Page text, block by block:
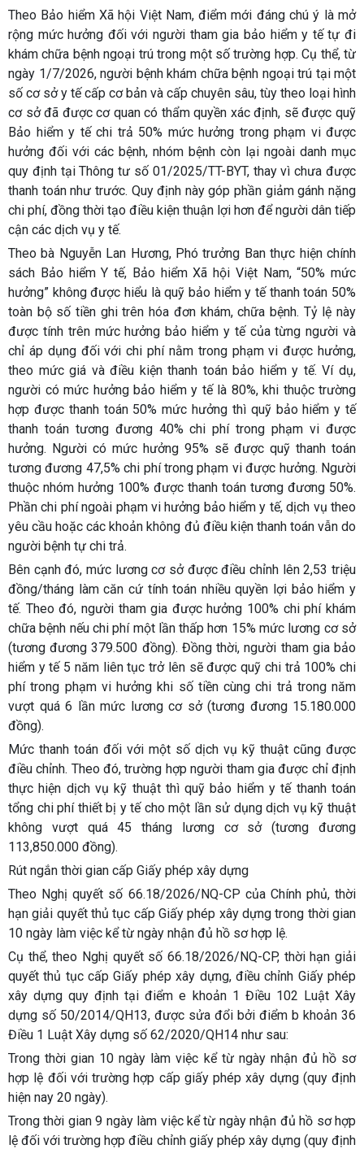
Theo Bảo hiểm Xã hội Việt Nam, điểm mới đáng chú ý là mở
rộng mức hưởng đối với người tham gia bảo hiểm y tế tự đi
khám chữa bệnh ngoại trú trong một số trường hợp. Cụ thể, từ
ngày 1/7/2026, người bệnh khám chữa bệnh ngoại trú tại một
số cơ sở y tế cấp cơ bản và cấp chuyên sâu, tùy theo loại hình
cơ sở đã được cơ quan có thẩm quyền xác định, sẽ được quỹ
Bảo hiểm y tế chi trả 50% mức hưởng trong phạm vi được
hưởng đối với các bệnh, nhóm bệnh còn lại ngoài danh mục
quy định tại Thông tư số 01/2025/TT-BYT, thay vì chưa được
thanh toán như trước. Quy định này góp phần giảm gánh nặng
chi phí, đồng thời tạo điều kiện thuận lợi hơn để người dân tiếp
cận các dịch vụ y tế.
Theo bà Nguyễn Lan Hương, Phó trưởng Ban thực hiện chính
sách Bảo hiểm Y tế, Bảo hiểm Xã hội Việt Nam, “50% mức
hưởng” không được hiểu là quỹ bảo hiểm y tế thanh toán 50%
toàn bộ số tiền ghi trên hóa đơn khám, chữa bệnh. Tỷ lệ này
được tính trên mức hưởng bảo hiểm y tế của từng người và
chỉ áp dụng đối với chi phí nằm trong phạm vi được hưởng,
theo mức giá và điều kiện thanh toán bảo hiểm y tế. Ví dụ,
người có mức hưởng bảo hiểm y tế là 80%, khi thuộc trường
hợp được thanh toán 50% mức hưởng thì quỹ bảo hiểm y tế
thanh toán tương đương 40% chi phí trong phạm vi được
hưởng. Người có mức hưởng 95% sẽ được quỹ thanh toán
tương đương 47,5% chi phí trong phạm vi được hưởng. Người
thuộc nhóm hưởng 100% được thanh toán tương đương 50%.
Phần chi phí ngoài phạm vi hưởng bảo hiểm y tế, dịch vụ theo
yêu cầu hoặc các khoản không đủ điều kiện thanh toán vẫn do
người bệnh tự chi trả.
Bên cạnh đó, mức lương cơ sở được điều chỉnh lên 2,53 triệu
đồng/tháng làm căn cứ tính toán nhiều quyền lợi bảo hiểm y
tế. Theo đó, người tham gia được hưởng 100% chi phí khám
chữa bệnh nếu chi phí một lần thấp hơn 15% mức lương cơ sở
(tương đương 379.500 đồng). Đồng thời, người tham gia bảo
hiểm y tế 5 năm liên tục trở lên sẽ được quỹ chi trả 100% chi
phí trong phạm vi hưởng khi số tiền cùng chi trả trong năm
vượt quá 6 lần mức lương cơ sở (tương đương 15.180.000
đồng).
Mức thanh toán đối với một số dịch vụ kỹ thuật cũng được
điều chỉnh. Theo đó, trường hợp người tham gia được chỉ định
thực hiện dịch vụ kỹ thuật thì quỹ bảo hiểm y tế thanh toán
tổng chi phí thiết bị y tế cho một lần sử dụng dịch vụ kỹ thuật
không vượt quá 45 tháng lương cơ sở (tương đương
113,850.000 đồng).
Rút ngắn thời gian cấp Giấy phép xây dựng
Theo Nghị quyết số 66.18/2026/NQ-CP của Chính phủ, thời
hạn giải quyết thủ tục cấp Giấy phép xây dựng trong thời gian
10 ngày làm việc kể từ ngày nhận đủ hồ sơ hợp lệ.
Cụ thể, theo Nghị quyết số 66.18/2026/NQ-CP, thời hạn giải
quyết thủ tục cấp Giấy phép xây dựng, điều chỉnh Giấy phép
xây dựng quy định tại điểm e khoản 1 Điều 102 Luật Xây
dựng số 50/2014/QH13, được sửa đổi bởi điểm b khoản 36
Điều 1 Luật Xây dựng số 62/2020/QH14 như sau:
Trong thời gian 10 ngày làm việc kể từ ngày nhận đủ hồ sơ
hợp lệ đối với trường hợp cấp giấy phép xây dựng (quy định
hiện nay 20 ngày).
Trong thời gian 9 ngày làm việc kể từ ngày nhận đủ hồ sơ hợp
lệ đối với trường hợp điều chỉnh giấy phép xây dựng (quy định